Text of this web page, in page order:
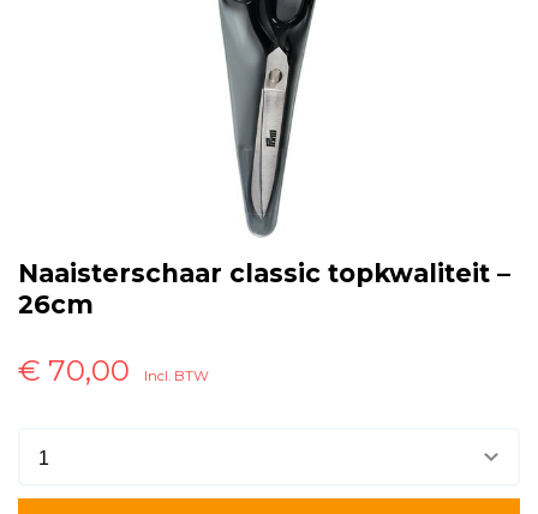
Naaisterschaar classic topkwaliteit –
26cm
€ 70,00 Incl. BTW